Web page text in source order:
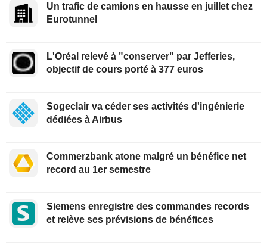
Un trafic de camions en hausse en juillet chez
Eurotunnel
L'Oréal relevé à "conserver" par Jefferies,
objectif de cours porté à 377 euros
Sogeclair va céder ses activités d'ingénierie
dédiées à Airbus
Commerzbank atone malgré un bénéfice net
record au 1er semestre
Siemens enregistre des commandes records
et relève ses prévisions de bénéfices